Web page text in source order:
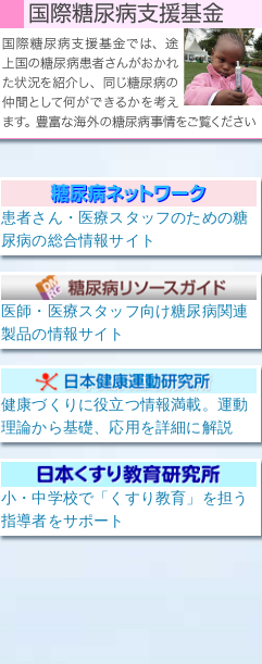
患者さん・医療スタッフのための糖
尿病の総合情報サイト
医師・医療スタッフ向け糖尿病関連
製品の情報サイト
健康づくりに役立つ情報満載。運動
理論から基礎、応用を詳細に解説
小・中学校で「くすり教育」を担う
指導者をサポート